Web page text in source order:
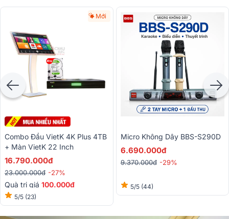
Mới
Combo Đầu VietK 4K Plus 4TB
+ Màn VietK 22 Inch
16.790.000đ
23.000.000đ -27%
Quà trị giá 100.000đ
5/5 (23)
Micro Không Dây BBS-S290D
6.690.000đ
9.370.000đ -29%
5/5 (44)